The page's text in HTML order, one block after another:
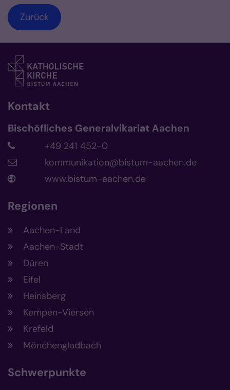
Zurück
Kontakt
Bischöfliches Generalvikariat Aachen
+49 241 452-0
kommunikation@bistum-aachen.de
www.bistum-aachen.de
Regionen
Aachen-Land
Aachen-Stadt
Düren
Eifel
Heinsberg
Kempen-Viersen
Krefeld
Mönchengladbach
Schwerpunkte